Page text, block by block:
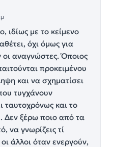
ιδίως με το κείμενο
όχι όμως για
οι αναγνώστες. Όποιος
προκειμένου
και να σχηματίσει
τυγχάνουν
και το
Δεν ξέρω ποιο από τα
να γνωρίζεις τί
άλλοι όταν ενεργούν,